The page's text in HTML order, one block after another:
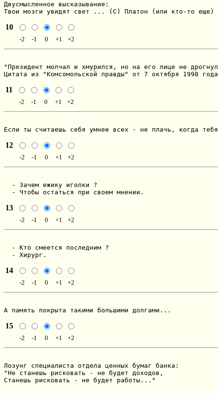
Двусмысленное высказывание:
Твои мозги увидят свет ... (С) Платон (или кто-то еще)
10
-2 -1 0 +1 +2
"Пpезидент молчал и хмуpился, но на его лице не
Цитата из "Комсомольской пpавды" от 7 октябpя 1998 года
11
-2 -1 0 +1 +2
Если ты считаешь себя умнее всех - не плачь, когда
12
-2 -1 0 +1 +2
  - Зачем ежику иголки ?
  - Чтобы остаться при своем мнении.
13
-2 -1 0 +1 +2
  - Кто смеется последним ?
  - Хирург.
14
-2 -1 0 +1 +2
А память покрыта такими большими долгами...
15
-2 -1 0 +1 +2
Лозунг специалиста отдела ценных бумаг банка:
"Не станешь рисковать - не будет доходов,
Станешь рисковать - не будет работы..."